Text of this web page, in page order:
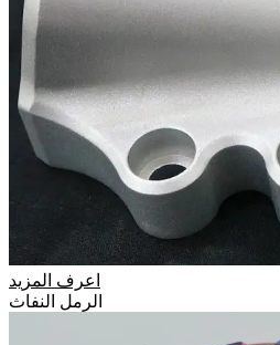
اعرف المزيد
الرمل النفاث